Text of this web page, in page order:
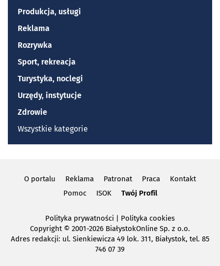
Produkcja, usługi
Reklama
Rozrywka
Sport, rekreacja
Turystyka, noclegi
Urzędy, instytucje
Zdrowie
Wszystkie kategorie
O portalu Reklama Patronat Praca
Kontakt
Pomoc
ISOK Twój Profil
Polityka prywatności | Polityka cookies
Copyright© 2001-2026 BiałystokOnline Sp. z o.o.
Adres redakcji: ul. Sienkiewicza 49 lok. 311, Białystok, tel. 85
746 07 39